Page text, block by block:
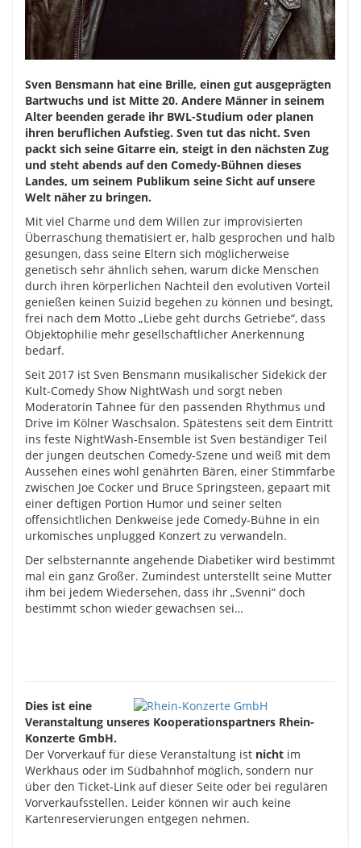
Sven Bensmann hat eine Brille, einen gut ausgeprägten
Bartwuchs und ist Mitte 20. Andere Männer in seinem
Alter beenden gerade ihr BWL-Studium oder planen
ihren beruflichen Aufstieg. Sven tut das nicht. Sven
packt sich seine Gitarre ein, steigt in den nächsten Zug
und steht abends auf den Comedy-Bühnen dieses
Landes, um seinem Publikum seine Sicht auf unsere
Welt näher zu bringen.
Mit viel Charme und dem Willen zur improvisierten
Überraschung thematisiert er, halb gesprochen und halb
gesungen, dass seine Eltern sich möglicherweise
genetisch sehr ähnlich sehen, warum dicke Menschen
durch ihren körperlichen Nachteil den evolutiven Vorteil
genießen keinen Suizid begehen zu können und besingt,
frei nach dem Motto „Liebe geht durchs Getriebe“, dass
Objektophilie mehr gesellschaftlicher Anerkennung
bedarf.
Seit 2017 ist Sven Bensmann musikalischer Sidekick der
Kult-Comedy Show NightWash und sorgt neben
Moderatorin Tahnee für den passenden Rhythmus und
Drive im Kölner Waschsalon. Spätestens seit dem Eintritt
ins feste NightWash-Ensemble ist Sven beständiger Teil
der jungen deutschen Comedy-Szene und weiß mit dem
Aussehen eines wohl genährten Bären, einer Stimmfarbe
zwischen Joe Cocker und Bruce Springsteen, gepaart mit
einer deftigen Portion Humor und seiner selten
offensichtlichen Denkweise jede Comedy-Bühne in ein
urkomisches unplugged Konzert zu verwandeln.
Der selbsternannte angehende Diabetiker wird bestimmt
mal ein ganz Großer. Zumindest unterstellt seine Mutter
ihm bei jedem Wiedersehen, dass ihr „Svenni“ doch
bestimmt schon wieder gewachsen sei…
Dies ist eine
Veranstaltung unseres Kooperationspartners Rhein-
Konzerte GmbH.
Der Vorverkauf für diese Veranstaltung ist nicht im
Werkhaus oder im Südbahnhof möglich, sondern nur
über den Ticket-Link auf dieser Seite oder bei regulären
Vorverkaufsstellen. Leider können wir auch keine
Kartenreservierungen entgegen nehmen.